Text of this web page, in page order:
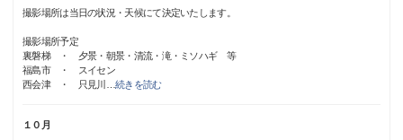
撮影場所は当日の状況・天候にて決定いたします。
撮影場所予定
裏磐梯 ・ 夕景・朝景・清流・滝・ミソハギ 等
福島市 ・ スイセン
西会津 ・ 只見川
…続きを読む
１０月